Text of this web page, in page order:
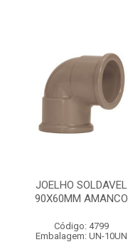
JOELHO SOLDAVEL
90X60MM AMANCO
Código: 4799
Embalagem: UN-10UN